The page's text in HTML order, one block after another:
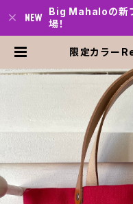
Big Mahaloの新
場！
限定カラー
ートバッグ スモ
| Big